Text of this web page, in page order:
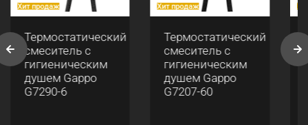
Хит продаж
Термостатический
смеситель с
гигиеническим
душем Gappo
G7290-6
Хит продаж
Термостатический
смеситель с
гигиеническим
душем Gappo
G7207-60